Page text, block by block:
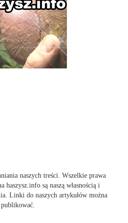
naszych treści. Wszelkie prawa
haszysz.info są naszą własnością i
Linki do naszych artykułów można
publikować.